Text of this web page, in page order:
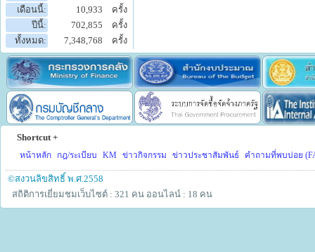
เดือนนี้:
10,933
ครั้ง
ปีนี้:
702,855
ครั้ง
ทั้งหมด:
7,348,768 ครั้ง
Shortcut +
หน้าหลัก กฎ/ระเบียบ KM ข่าวกิจกรรม ข่าวประชาสัมพันธ์ คำถามที่พบบ่อย
©สงวนลิขสิทธิ์ พ.ศ.2558
สถิติการเยี่ยมชมเว็บไซต์ : 321 คน ออนไลน์ : 18 คน